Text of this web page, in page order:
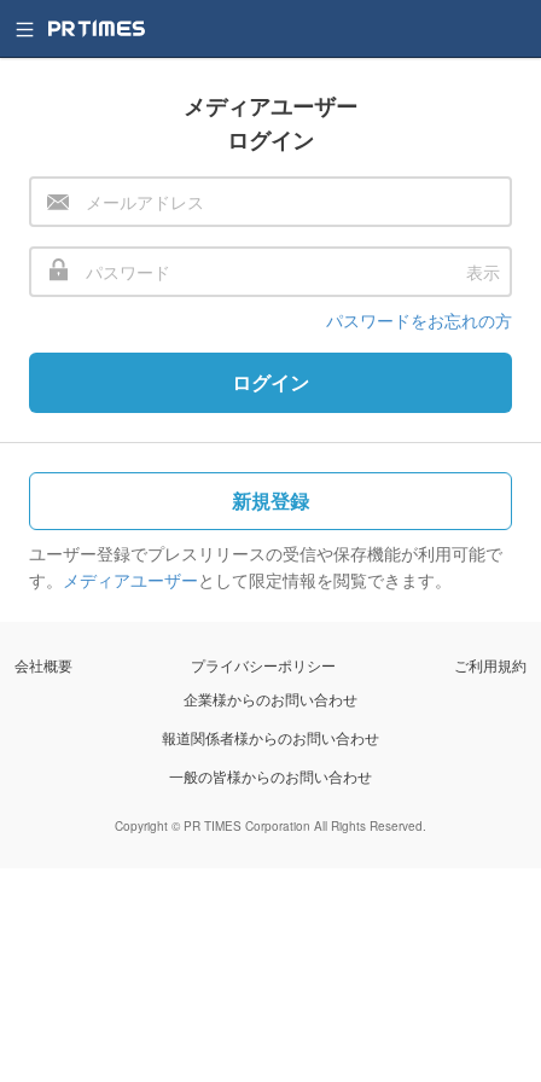
メディアユーザー
ログイン
表示
パスワードをお忘れの方
ログイン
新規登録
ユーザー登録でプレスリリースの受信や保存機能が利用可能で
す。 メディアユーザーとして限定情報を閲覧できます。
会社概要 プライバシーポリシー
ご利用規約
企業様からのお問い合わせ
報道関係者様からのお問い合わせ
一般の皆様からのお問い合わせ
Copyright © PR TIMES Corporation All Rights Reserved.